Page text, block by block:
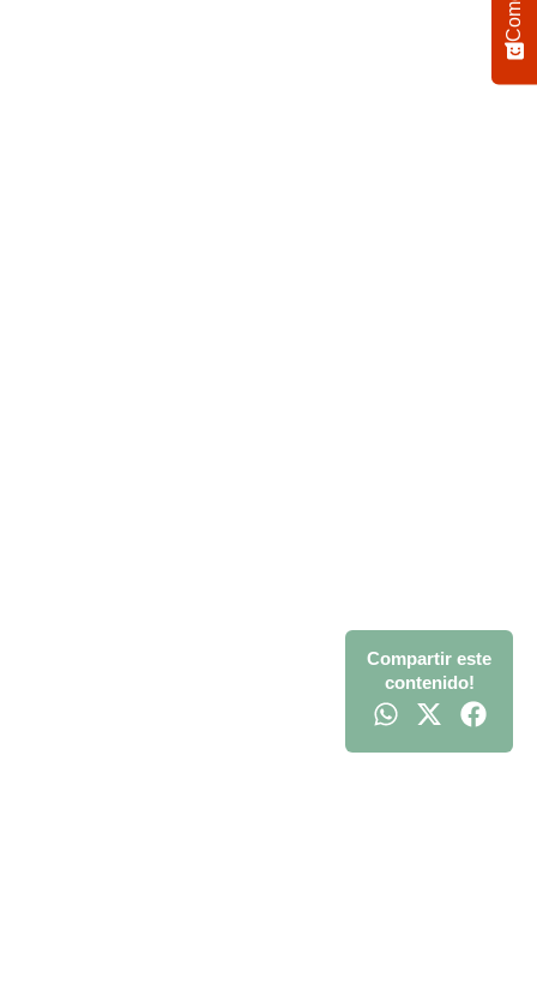
Compartir este
contenido!